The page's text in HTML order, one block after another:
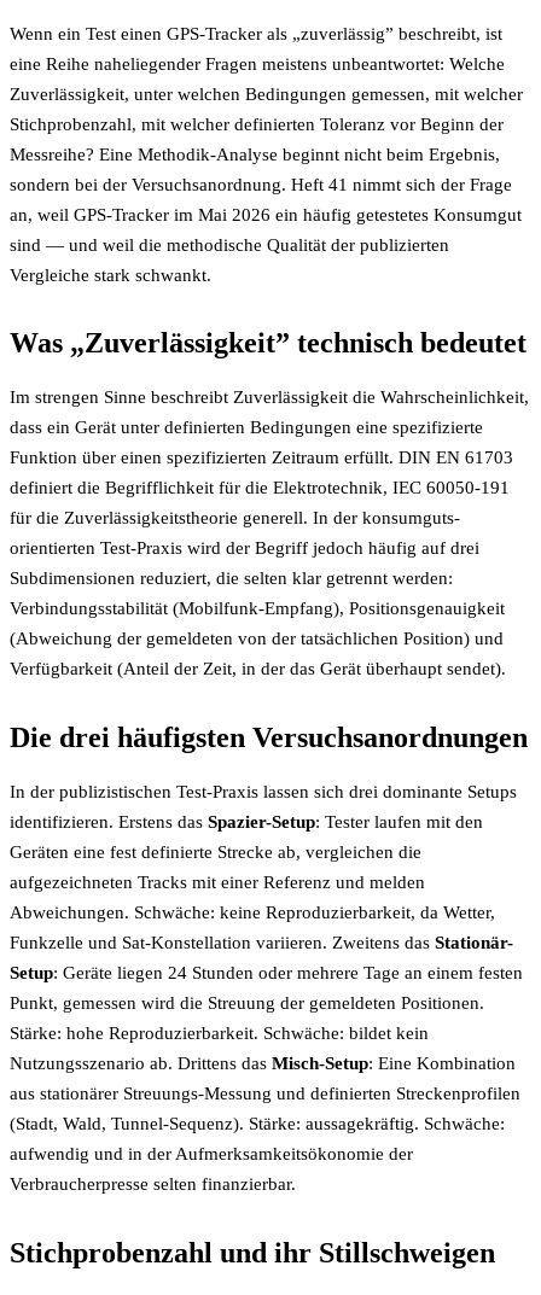
Wenn ein Test einen GPS-Tracker als „zuverlässig” beschreibt, ist
eine Reihe naheliegender Fragen meistens unbeantwortet: Welche
Zuverlässigkeit, unter welchen Bedingungen gemessen, mit welcher
Stichprobenzahl, mit welcher definierten Toleranz vor Beginn der
Messreihe? Eine Methodik-Analyse beginnt nicht beim Ergebnis,
sondern bei der Versuchsanordnung. Heft 41 nimmt sich der Frage
an, weil GPS-Tracker im Mai 2026 ein häufig getestetes Konsumgut
sind — und weil die methodische Qualität der publizierten
Vergleiche stark schwankt.
Was „Zuverlässigkeit” technisch bedeutet
Im strengen Sinne beschreibt Zuverlässigkeit die Wahrscheinlichkeit,
dass ein Gerät unter definierten Bedingungen eine spezifizierte
Funktion über einen spezifizierten Zeitraum erfüllt. DIN EN 61703
definiert die Begrifflichkeit für die Elektrotechnik, IEC 60050-191
für die Zuverlässigkeitstheorie generell. In der konsumguts-
orientierten Test-Praxis wird der Begriff jedoch häufig auf drei
Subdimensionen reduziert, die selten klar getrennt werden:
Verbindungsstabilität (Mobilfunk-Empfang), Positionsgenauigkeit
(Abweichung der gemeldeten von der tatsächlichen Position) und
Verfügbarkeit (Anteil der Zeit, in der das Gerät überhaupt sendet).
Die drei häufigsten Versuchsanordnungen
In der publizistischen Test-Praxis lassen sich drei dominante Setups
identifizieren. Erstens das Spazier-Setup: Tester laufen mit den
Geräten eine fest definierte Strecke ab, vergleichen die
aufgezeichneten Tracks mit einer Referenz und melden
Abweichungen. Schwäche: keine Reproduzierbarkeit, da Wetter,
Funkzelle und Sat-Konstellation variieren. Zweitens das Stationär-
Setup: Geräte liegen 24 Stunden oder mehrere Tage an einem festen
Punkt, gemessen wird die Streuung der gemeldeten Positionen.
Stärke: hohe Reproduzierbarkeit. Schwäche: bildet kein
Nutzungsszenario ab. Drittens das Misch-Setup: Eine Kombination
aus stationärer Streuungs-Messung und definierten Streckenprofilen
(Stadt, Wald, Tunnel-Sequenz). Stärke: aussagekräftig. Schwäche:
aufwendig und in der Aufmerksamkeitsökonomie der
Verbraucherpresse selten finanzierbar.
Stichprobenzahl und ihr Stillschweigen